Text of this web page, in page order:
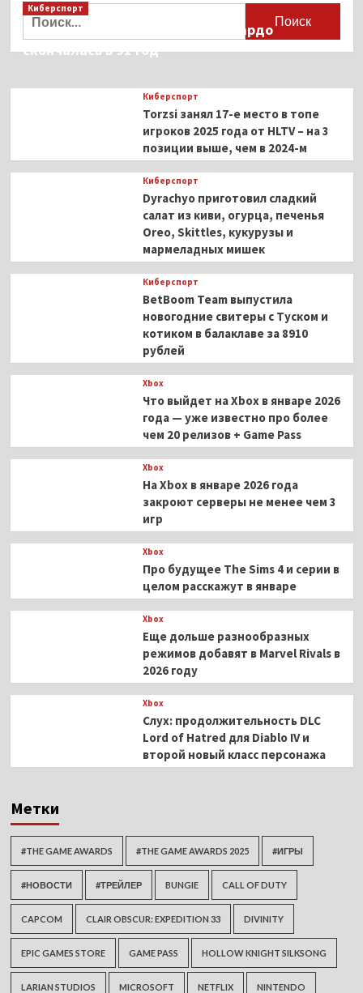
Найти:
Киберспорт
Французская актриса Брижит Бардо
скончалась в 91 год
Киберспорт
Torzsi занял 17-е место в топе
игроков 2025 года от HLTV – на 3
позиции выше, чем в 2024-м
Киберспорт
Dyrachyo приготовил сладкий
салат из киви, огурца, печенья
Oreo, Skittles, кукурузы и
мармеладных мишек
Киберспорт
BetBoom Team выпустила
новогодние свитеры с Туском и
котиком в балаклаве за 8910
рублей
Xbox
Что выйдет на Xbox в январе 2026
года — уже известно про более
чем 20 релизов + Game Pass
Xbox
На Xbox в январе 2026 года
закроют серверы не менее чем 3
игр
Xbox
Про будущее The Sims 4 и серии в
целом расскажут в январе
Xbox
Еще дольше разнообразных
режимов добавят в Marvel Rivals в
2026 году
Xbox
Слух: продолжительность DLC
Lord of Hatred для Diablo IV и
второй новый класс персонажа
Метки
#THE GAME AWARDS #THE GAME AWARDS 2025 #ИГРЫ
#НОВОСТИ #ТРЕЙЛЕР BUNGIE CALL OF DUTY
CAPCOM CLAIR OBSCUR: EXPEDITION 33 DIVINITY
EPIC GAMES STORE GAME PASS HOLLOW KNIGHT SILKSONG
LARIAN STUDIOS MICROSOFT NETFLIX NINTENDO